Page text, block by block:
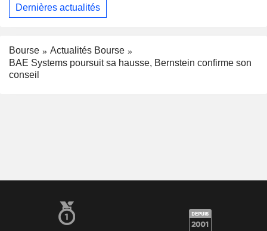
Dernières actualités
Bourse
Actualités Bourse
BAE Systems poursuit sa hausse, Bernstein confirme son
conseil